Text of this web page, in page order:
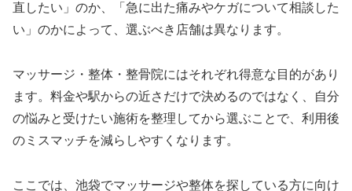
直したい」のか、「急に出た痛みやケガについて相談した
い」のかによって、選ぶべき店舗は異なります。
マッサージ・整体・整骨院にはそれぞれ得意な目的があり
ます。料金や駅からの近さだけで決めるのではなく、自分
の悩みと受けたい施術を整理してから選ぶことで、利用後
のミスマッチを減らしやすくなります。
ここでは、池袋でマッサージや整体を探している方に向け